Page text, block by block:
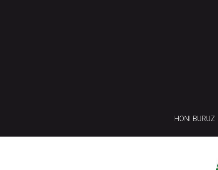
HONI BURUZ